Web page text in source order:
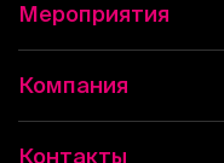
Мероприятия
Компания
Контакты